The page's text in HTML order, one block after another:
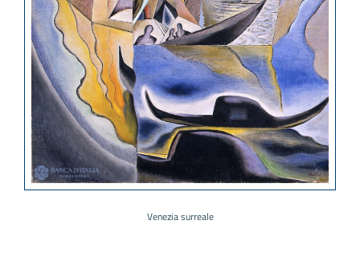
Venezia surreale